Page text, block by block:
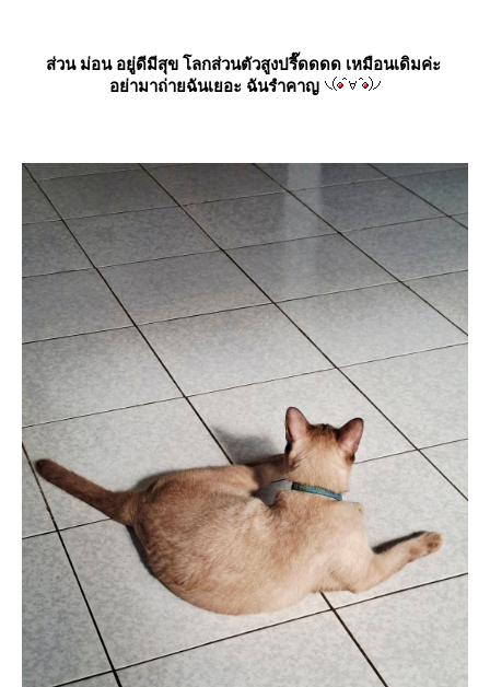
ส่วน ม่อน อยู่ดีมีสุข โลกส่วนตัวสูงปรี๊ดดดด เหมือนเดิมค่ะ
อย่ามาถ่ายฉันเยอะ ฉันรำคาญ